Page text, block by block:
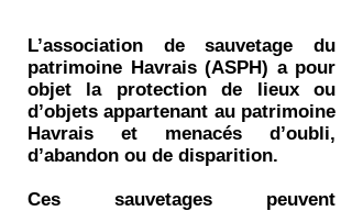
L’association de sauvetage du
patrimoine Havrais (ASPH) a pour
objet la protection de lieux ou
d’objets appartenant au patrimoine
Havrais et menacés d’oubli,
d’abandon ou de disparition.
Ces sauvetages peuvent